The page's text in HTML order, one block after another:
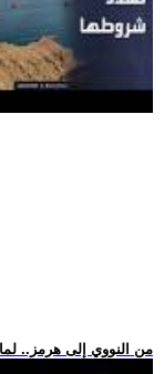
.. من النووي إلى هرمز..